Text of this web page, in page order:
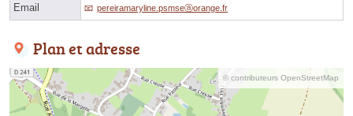
Email pereiramaryline.psmseⓐorange.fr
Plan et adresse
© contributeurs OpenStreetMap